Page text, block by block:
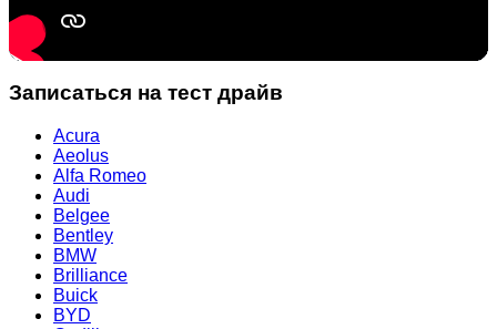
Записаться на тест драйв
Acura
Aeolus
Alfa Romeo
Audi
Belgee
Bentley
BMW
Brilliance
Buick
BYD